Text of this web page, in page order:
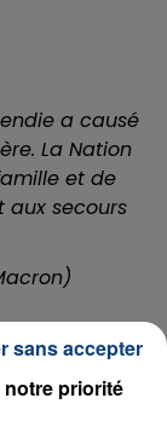
a causé
La Nation
et de
aux secours
notre priorité
sans accepter